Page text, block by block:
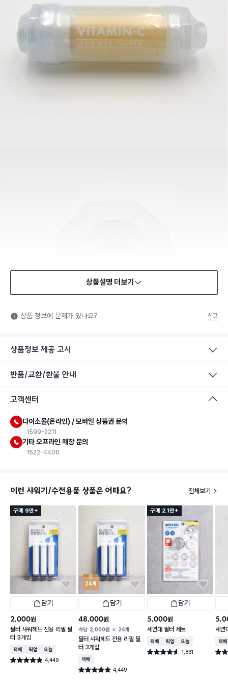
상품설명 더보기
상품 정보에 문제가 있나요? 신고
상품정보 제공 고시
반품/교환/환불 안내
고객센터
다이소몰(온라인) / 모바일 상품권 문의
1599-2211
기타 오프라인 매장 문의
1522-4400
이런 샤워기/수전용품 상품은 어때요? 전체보기
구매 9만+
담기
2,000원
필터 샤워헤드 전용 리필 필
터 3개입
택배배송매장픽업오늘배송
별점 4.9점 4,449
건 작성
24개
담기
48,000원
개당 2,000원 24개
필터 샤워헤드 전용 리필 필
터 3개입
택배배송
별점 4.9점 4,449
건 작성
구매 2.1만+
담기
5,000원
세면대 필터 세트
택배배송매장픽업오늘배송
별점 4.6점 1,861
건 작성
세면
택배
별점